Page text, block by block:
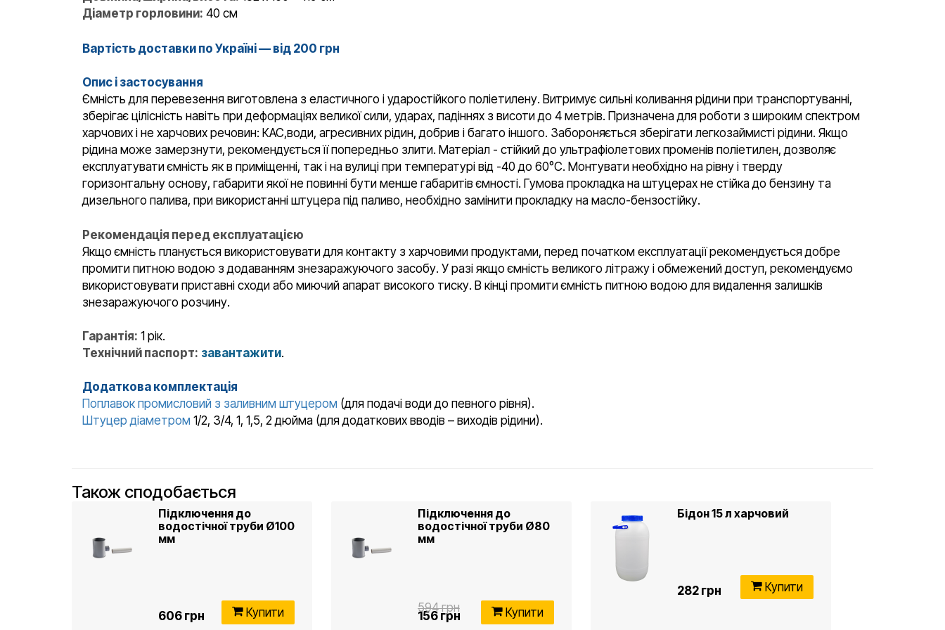
Діаметр горловини: 40 см
Вартість доставки по Україні — від 200 грн
Опис і застосування
Ємність для перевезення виготовлена з еластичного і ударостійкого поліетилену. Витримує сильні коливання рідини при транспортуванні,
зберігає цілісність навіть при деформаціях великої сили, ударах, падіннях з висоти до 4 метрів. Призначена для роботи з широким спектром
харчових і не харчових речовин: КАС,води, агресивних рідин, добрив і багато іншого. Забороняється зберігати легкозаймисті рідини. Якщо
рідина може замерзнути, рекомендується її попередньо злити. Матеріал - стійкий до ультрафіолетових променів поліетилен, дозволяє
експлуатувати ємність як в приміщенні, так і на вулиці при температурі від -40 до 60°C. Монтувати необхідно на рівну і тверду
горизонтальну основу, габарити якої не повинні бути менше габаритів ємності. Гумова прокладка на штуцерах не стійка до бензину та
дизельного палива, при використанні штуцера під паливо, необхідно замінити прокладку на масло-бензостійку.
Рекомендація перед експлуатацією
Якщо ємність планується використовувати для контакту з харчовими продуктами, перед початком експлуатації рекомендується добре
промити питною водою з додаванням знезаражуючого засобу. У разі якщо ємність великого літражу і обмежений доступ, рекомендуємо
використовувати приставні сходи або миючий апарат високого тиску. В кінці промити ємність питною водою для видалення залишків
знезаражуючого розчину.
Гарантія: 1 рік.
Технічний паспорт: завантажити.
Додаткова комплектація
Поплавок промисловий з заливним штуцером (для подачі води до певного рівня).
Штуцер діаметром 1/2, 3/4, 1, 1,5, 2 дюйма (для додаткових вводів – виходів рідини).
Також сподобається
Підключення до
водостічної труби Ø100
мм
606 грн Купити
Підключення до
водостічної труби Ø80
мм
156 грн
594 грн Купити
Бідон 15 л харчовий
282 грн Купити